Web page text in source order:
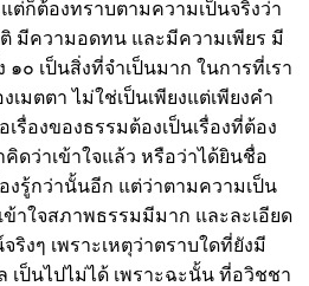
ต่ก็ต้องทราบตามความเป็นจริงว่า
มีความอดทน และมีความเพียร มี
๐ เป็นสิ่งที่จำเป็นมาก ในการที่เรา
เมตตา ไม่ใช่เป็นเพียงแต่เพียงคำ
รื่องของธรรมต้องเป็นเรื่องที่ต้อง
คิดว่าเข้าใจแล้ว หรือว่าได้ยินชื่อ
งรู้กว่านั้นอีก แต่ว่าตามความเป็น
ข้าใจสภาพธรรมมีมาก และละเอียด
ริงๆ เพราะเหตุว่าตราบใดที่ยังมี
เป็นไปไม่ได้ เพราะฉะนั้น ที่อวิชชา